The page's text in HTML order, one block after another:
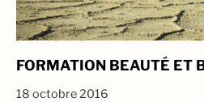
FORMATION BEAUTÉ ET
18 octobre 2016